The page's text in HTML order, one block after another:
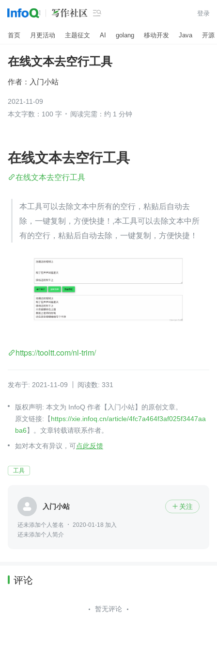
 登录
首页 月更活动 主题征文 AI golang 移动开发 Java 开源
在线文本去空行工具
作者： 入门小站
2021-11-09
本文字数：100 字
阅读完需：约 1 分钟
在线文本去空行工具
在线文本去空行工具
本工具可以去除文本中所有的空行，粘贴后自动去
除，一键复制，方便快捷！,本工具可以去除文本中所
有的空行，粘贴后自动去除，一键复制，方便快捷！
https://tooltt.com/nl-trim/
发布于: 2021-11-09 阅读数: 331
版权声明: 本文为 InfoQ 作者【入门小站】的原创文章。
原文链接:【https://xie.infoq.cn/article/4fc7a464f3af025f3447aa
ba6】。文章转载请联系作者。
如对本文有异议，可点此反馈
工具
入门小站  关注
还未添加个人签名
2020-01-18 加入
还未添加个人简介
评论
暂无评论